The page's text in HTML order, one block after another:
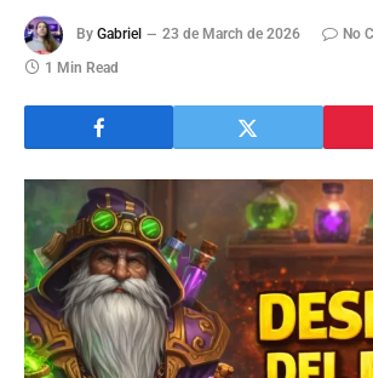
By Gabriel 23 de March de 2026
No
1 Min Read